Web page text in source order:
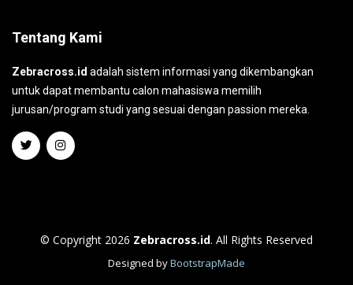
Tentang Kami
Zebracross.id adalah sistem informasi yang dikembangkan
untuk dapat membantu calon mahasiswa memilih
jurusan/program studi yang sesuai dengan passion mereka.
© Copyright 2026 Zebracross.id. All Rights Reserved
Designed byBootstrapMade